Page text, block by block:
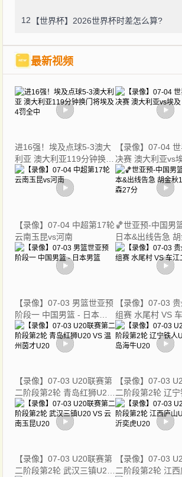
12 【世界杯】2026世界杯时差怎么算?
最新视频
进16强！埃及点球5-3澳大
利亚 澳大利亚119分钟换门
将埃及4罚全中
【录像】07-04
决赛 澳大利亚vs
【录像】07-04 中超第17轮
云南玉昆vs河南
🏀世亚预-中国男
日本&出线告急 胡
霍金森27分
【录像】07-03 男篮世亚预
阶段一 中国男篮 - 日本男
篮
【录像】07-03
组赛 水尾村 VS
【录像】07-03 U20联赛第
二阶段第2轮 青岛红狮U20
VS 温州茵才U20
【录像】07-03
二阶段第2轮 辽宁
VS 青岛海牛U20
【录像】07-03 U20联赛第
二阶段第2轮 武汉三镇U20
【录像】07-03
二阶段第2轮 江西